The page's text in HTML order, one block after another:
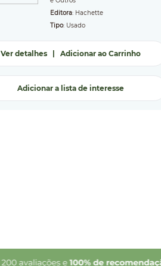
Editora: Hachette
Tipo: Usado
Ver detalhes| Adicionar ao Carrinho
Adicionar a lista de interesse